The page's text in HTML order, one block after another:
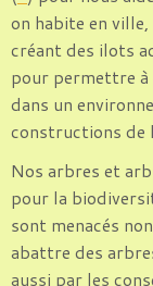
on habite en
créant des ilots
pour permettre à
dans un
constructions de
Nos arbres et
pour la
sont menacés
abattre des
aussi par les